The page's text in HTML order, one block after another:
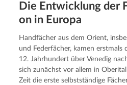
Die Entwick­lung der
on in Europa
Handfächer aus dem Orient,
und Federfächer, kamen erstmals
12. Jahrhundert über Venedig
sich zunächst vor allem in
Zeit die erste selbstständige